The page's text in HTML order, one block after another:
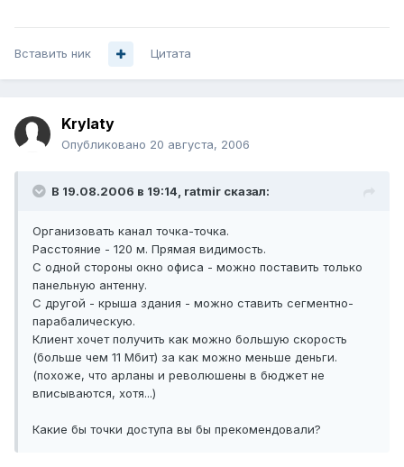
Вставить ник Цитата
Krylaty
Опубликовано 20 августа, 2006
В 19.08.2006 в 19:14, ratmir сказал:
Организовать канал точка-точка.
Расстояние - 120 м. Прямая видимость.
С одной стороны окно офиса - можно поставить только
панельную антенну.
С другой - крыша здания - можно ставить сегментно-
парабалическую.
Клиент хочет получить как можно большую скорость
(больше чем 11 Мбит) за как можно меньше деньги.
(похоже, что арланы и революшены в бюджет не
вписываются, хотя...)
Какие бы точки доступа вы бы прекомендовали?